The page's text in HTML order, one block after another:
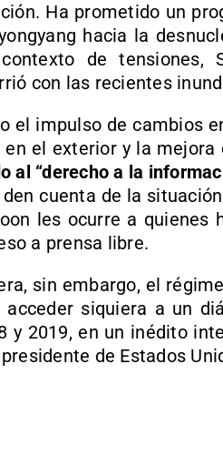
Ha prometido un
hacia la
de tensiones,
con las recientes
el impulso de cambios
el exterior y la mejora
al “derecho a la
cuenta de la
les ocurre a quienes
a prensa libre.
sin embargo, el
siquiera a un
y 2019, en un inédito
de Estados